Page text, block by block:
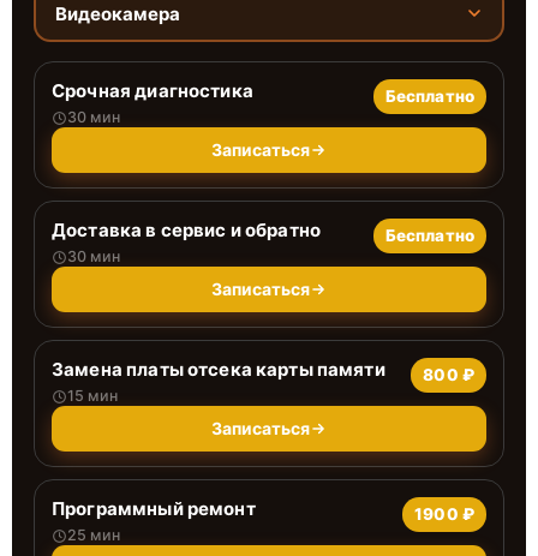
Видеокамера
Срочная диагностика
30 мин
Бесплатно
Записаться
Доставка в сервис и обратно
30 мин
Бесплатно
Записаться
Замена платы отсека карты памяти
15 мин
800 ₽
Записаться
Программный ремонт
25 мин
1900 ₽